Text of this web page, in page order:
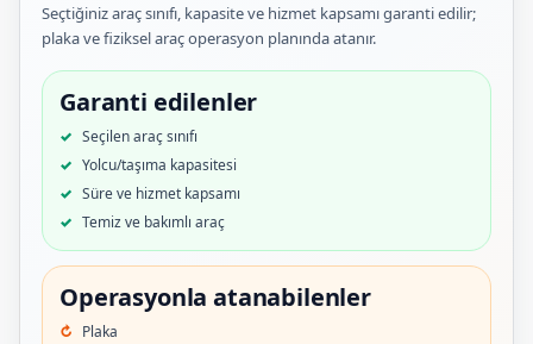
Seçtiğiniz araç sınıfı, kapasite ve hizmet kapsamı garanti edilir;
plaka ve fiziksel araç operasyon planında atanır.
Garanti edilenler
Seçilen araç sınıfı
Yolcu/taşıma kapasitesi
Süre ve hizmet kapsamı
Temiz ve bakımlı araç
Operasyonla atanabilenler
Plaka